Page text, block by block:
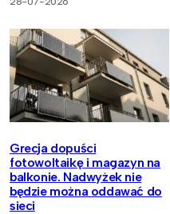
Grecja dopuści
fotowoltaikę i magazyn na
balkonie. Nadwyżek nie
będzie można oddawać do
sieci